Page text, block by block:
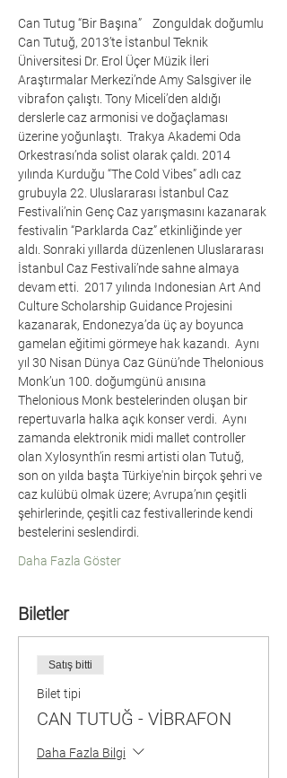
Can Tutug “Bir Başına”    Zonguldak doğumlu
Can Tutuğ, 2013’te İstanbul Teknik
Üniversitesi Dr. Erol Üçer Müzik İleri
Araştırmalar Merkezi’nde Amy Salsgiver ile
vibrafon çalıştı. Tony Miceli’den aldığı
derslerle caz armonisi ve doğaçlaması
üzerine yoğunlaştı.  Trakya Akademi Oda
Orkestrası’nda solist olarak çaldı. 2014
yılında Kurduğu “The Cold Vibes” adlı caz
grubuyla 22. Uluslararası İstanbul Caz
Festivali’nin Genç Caz yarışmasını kazanarak
festivalin “Parklarda Caz” etkinliğinde yer
aldı. Sonraki yıllarda düzenlenen Uluslararası
İstanbul Caz Festivali’nde sahne almaya
devam etti.  2017 yılında Indonesian Art And
Culture Scholarship Guidance Projesini
kazanarak, Endonezya’da üç ay boyunca
gamelan eğitimi görmeye hak kazandı.  Aynı
yıl 30 Nisan Dünya Caz Günü’nde Thelonious
Monk’un 100. doğumgünü anısına
Thelonious Monk bestelerinden oluşan bir
repertuvarla halka açık konser verdi.  Aynı
zamanda elektronik midi mallet controller
olan Xylosynth’in resmi artisti olan Tutuğ,
son on yılda başta Türkiye'nin birçok şehri ve
caz kulübü olmak üzere; Avrupa’nın çeşitli
şehirlerinde, çeşitli caz festivallerinde kendi
bestelerini seslendirdi.
Daha Fazla Göster
Biletler
Satış bitti
Bilet tipi
CAN TUTUĞ - VİBRAFON
Daha Fazla Bilgi